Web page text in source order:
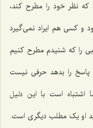
نظر خود را مطرح کند،
و کسی هم ایراد نمی‌گیرد
را که شنیدم مطرح کنیم
پاسخ را بدهد حرفی نیست
است با این دلیل
او یک مطلب دیگری است.